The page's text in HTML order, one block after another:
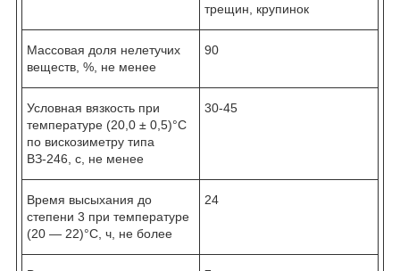
трещин, крупинок
Массовая доля нелетучих
веществ, %, не менее
90
Условная вязкость при
температуре (20,0 ± 0,5)°С
по вискозиметру типа
ВЗ-246, с, не менее
30-45
Время высыхания до
степени 3 при температуре
(20 ― 22)°С, ч, не более
24